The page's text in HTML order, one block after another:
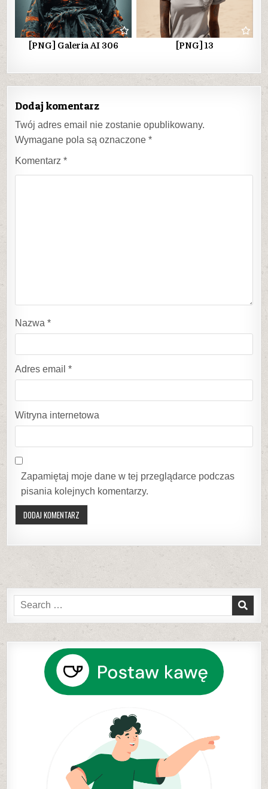
[PNG] Galeria AI 306 [PNG] 13
Dodaj komentarz
Twój adres email nie zostanie opublikowany.
Wymagane pola są oznaczone*
Komentarz*
Nazwa*
Adres email*
Witryna internetowa
Zapamiętaj moje dane w tej przeglądarce podczas
pisania kolejnych komentarzy.
Search
for: